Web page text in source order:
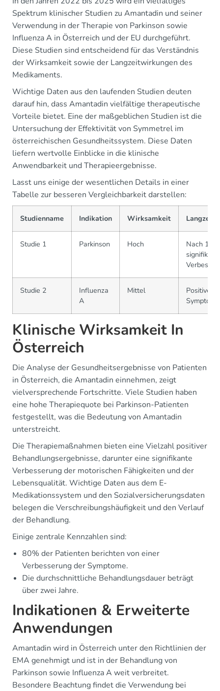
Spektrum klinischer Studien zu Amantadin und seiner
Verwendung in der Therapie von Parkinson sowie
Influenza A in Österreich und der EU durchgeführt.
Diese Studien sind entscheidend für das Verständnis
der Wirksamkeit sowie der Langzeitwirkungen des
Medikaments.
Wichtige Daten aus den laufenden Studien deuten
darauf hin, dass Amantadin vielfältige therapeutische
Vorteile bietet. Eine der maßgeblichen Studien ist die
Untersuchung der Effektivität von Symmetrel im
österreichischen Gesundheitssystem. Diese Daten
liefern wertvolle Einblicke in die klinische
Anwendbarkeit und Therapieergebnisse.
Lasst uns einige der wesentlichen Details in einer
Tabelle zur besseren Vergleichbarkeit darstellen:
Studienname Indikation Wirksamkeit
Studie 1 Parkinson Hoch
Nach 12
Studie 2
Influenza
A
Mittel
Positive
Klinische Wirksamkeit In
Österreich
Die Analyse der Gesundheitsergebnisse von Patienten
in Österreich, die Amantadin einnehmen, zeigt
vielversprechende Fortschritte. Viele Studien haben
eine hohe Therapiequote bei Parkinson-Patienten
festgestellt, was die Bedeutung von Amantadin
unterstreicht.
Die Therapiemaßnahmen bieten eine Vielzahl positiver
Behandlungsergebnisse, darunter eine signifikante
Verbesserung der motorischen Fähigkeiten und der
Lebensqualität. Wichtige Daten aus dem E-
Medikationssystem und den Sozialversicherungsdaten
belegen die Verschreibungshäufigkeit und den Verlauf
der Behandlung.
Einige zentrale Kennzahlen sind:
80% der Patienten berichten von einer
Verbesserung der Symptome.
Die durchschnittliche Behandlungsdauer beträgt
über zwei Jahre.
Indikationen & Erweiterte
Anwendungen
Amantadin wird in Österreich unter den Richtlinien der
EMA genehmigt und ist in der Behandlung von
Parkinson sowie Influenza A weit verbreitet.
Besondere Beachtung findet die Verwendung bei